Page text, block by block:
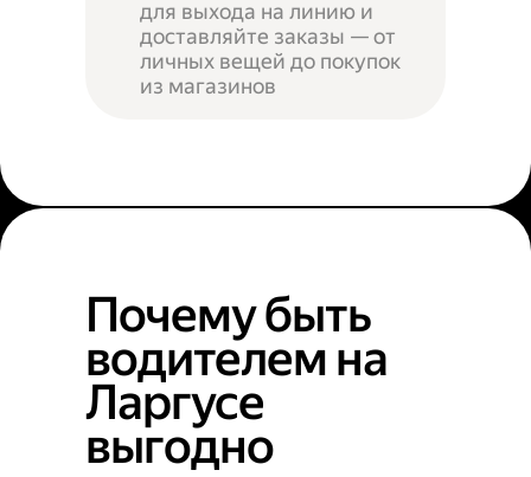
для выхода на линию и
доставляйте заказы — от
личных вещей до покупок
из магазинов
Почему быть
водителем на
Ларгусе
выгодно